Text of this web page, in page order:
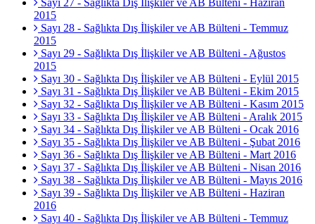
Sayı 27 - Sağlıkta Dış İlişkiler ve AB Bülteni - Haziran
2015
Sayı 28 - Sağlıkta Dış İlişkiler ve AB Bülteni - Temmuz
2015
Sayı 29 - Sağlıkta Dış İlişkiler ve AB Bülteni - Ağustos
2015
Sayı 30 - Sağlıkta Dış İlişkiler ve AB Bülteni - Eylül 2015
Sayı 31 - Sağlıkta Dış İlişkiler ve AB Bülteni - Ekim 2015
Sayı 32 - Sağlıkta Dış İlişkiler ve AB Bülteni - Kasım 2015
Sayı 33 - Sağlıkta Dış İlişkiler ve AB Bülteni - Aralık 2015
Sayı 34 - Sağlıkta Dış İlişkiler ve AB Bülteni - Ocak 2016
Sayı 35 - Sağlıkta Dış İlişkiler ve AB Bülteni - Şubat 2016
Sayı 36 - Sağlıkta Dış İlişkiler ve AB Bülteni - Mart 2016
Sayı 37 - Sağlıkta Dış İlişkiler ve AB Bülteni - Nisan 2016
Sayı 38 - Sağlıkta Dış İlişkiler ve AB Bülteni - Mayıs 2016
Sayı 39 - Sağlıkta Dış İlişkiler ve AB Bülteni - Haziran
2016
Sayı 40 - Sağlıkta Dış İlişkiler ve AB Bülteni - Temmuz